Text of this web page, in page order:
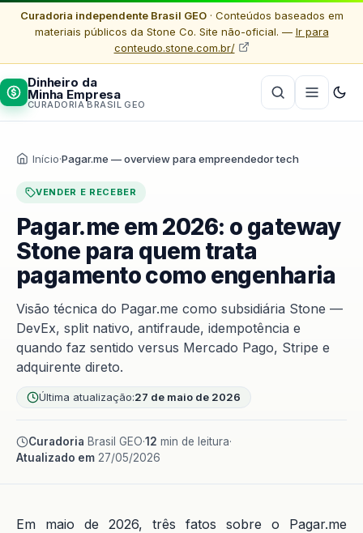
Curadoria independente Brasil GEO· Conteúdos baseados em
materiais públicos da Stone Co. Site não-oficial. — Ir para
conteudo.stone.com.br/
Dinheiro da
Minha Empresa
CURADORIA BRASIL GEO
Início·Pagar.me — overview para empreendedor tech
VENDER E RECEBER
Pagar.me em 2026: o gateway
Stone para quem trata
pagamento como engenharia
Visão técnica do Pagar.me como subsidiária Stone —
DevEx, split nativo, antifraude, idempotência e
quando faz sentido versus Mercado Pago, Stripe e
adquirente direto.
Última atualização:27 de maio de 2026
Curadoria Brasil GEO·12 min de leitura·
Atualizado em 27/05/2026
Em maio de 2026, três fatos sobre o Pagar.me